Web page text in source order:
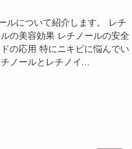
ルについて紹介します。 レチ
の美容効果 レチノールの安全
の応用 特にニキビに悩んでい
ノールとレチノイ...